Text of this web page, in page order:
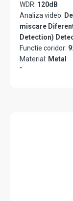
WDR: 120dB
Analiza video:
miscare
Detection)
Functie coridor:
Material: Metal
"